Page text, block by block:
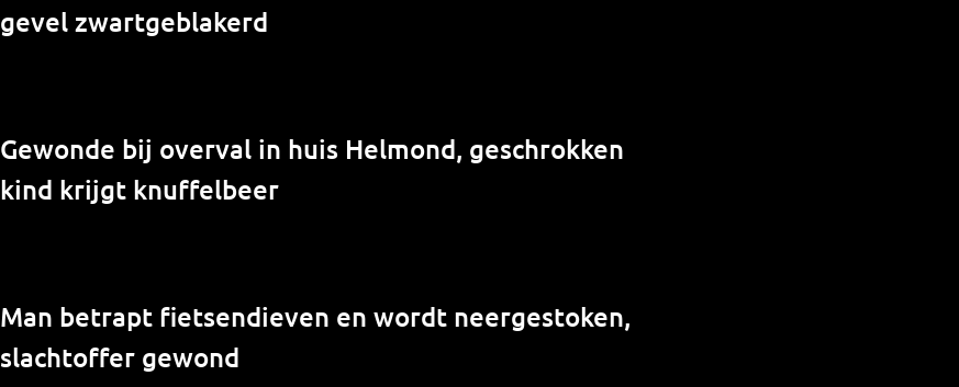
gevel zwartgeblakerd
Gewonde bij overval in huis Helmond, geschrokken
kind krijgt knuffelbeer
Man betrapt fietsendieven en wordt neergestoken,
slachtoffer gewond